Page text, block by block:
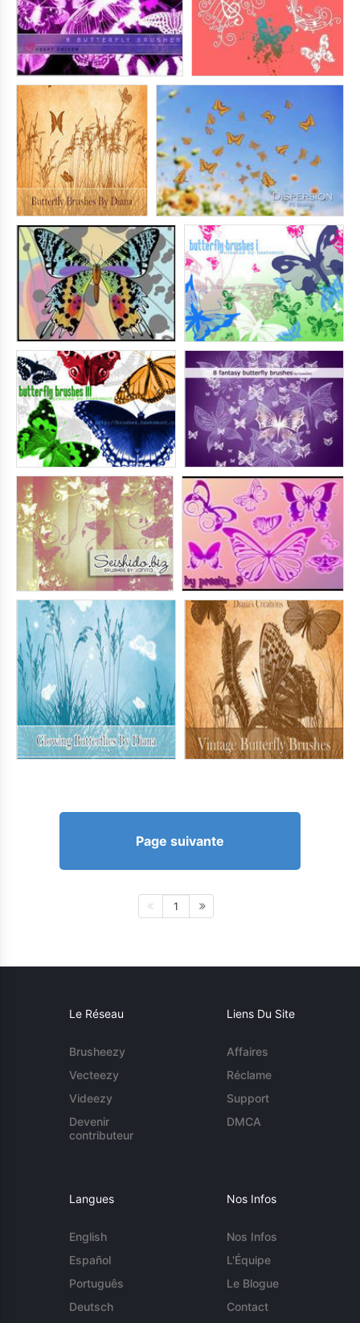
Page suivante
1
Le Réseau
Brusheezy
Vecteezy
Videezy
Devenir
contributeur
Liens Du Site
Affaires
Réclame
Support
DMCA
Langues
English
Español
Português
Deutsch
Nos Infos
Nos Infos
L'Équipe
Le Blogue
Contact